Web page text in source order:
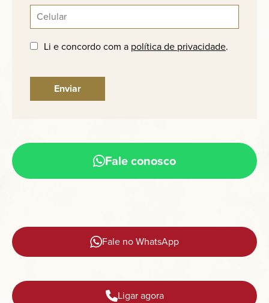
Li e concordo com a política de privacidade.
Fale conosco
Fale no WhatsApp
Ligar agora